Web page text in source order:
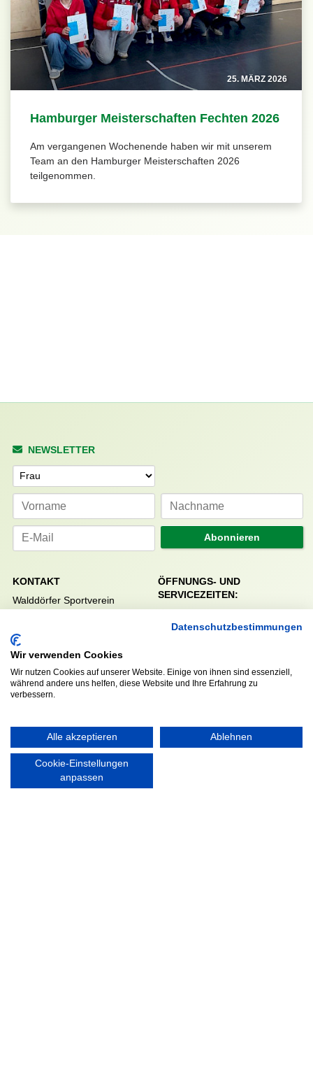
25. MÄRZ 2026
Hamburger Meisterschaften Fechten 2026
Am vergangenen Wochenende haben wir mit unserem
Team an den Hamburger Meisterschaften 2026
teilgenommen.
NEWSLETTER
Anrede
Abonnieren
KONTAKT
Walddörfer Sportverein
Tel. 040 / 64 50 62 - 0
info@walddoerfer-sv.de
ÖFFNUNGS- UND
SERVICEZEITEN:
Sa. & So. 9:00 – 19:00 Uhr
Datenschutzbestimmungen
Wir verwenden Cookies
Wir nutzen Cookies auf unserer Website. Einige von ihnen sind essenziell,
während andere uns helfen, diese Website und Ihre Erfahrung zu
verbessern.
Alle akzeptieren Ablehnen
Cookie-Einstellungen
anpassen